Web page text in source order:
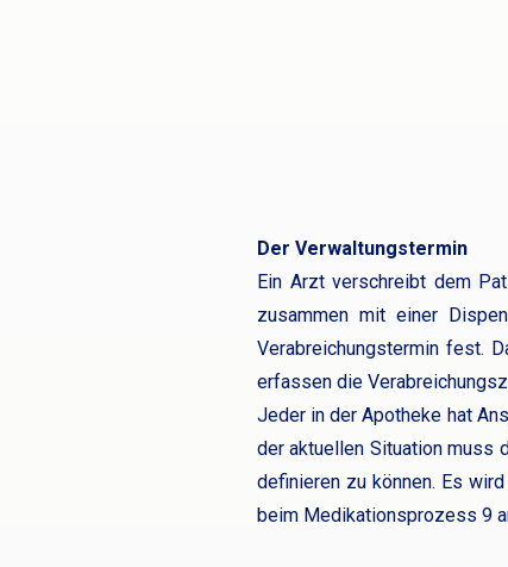
Der Verwaltungstermin
Ein Arzt verschreibt dem
zusammen mit einer
Verabreichungstermin fest.
erfassen die
Jeder in der Apotheke hat
der aktuellen Situation muss
definieren zu können. Es
beim Medikationsprozess 9